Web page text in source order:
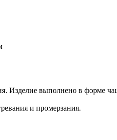
Изделие выполнено в форме
и промерзания.